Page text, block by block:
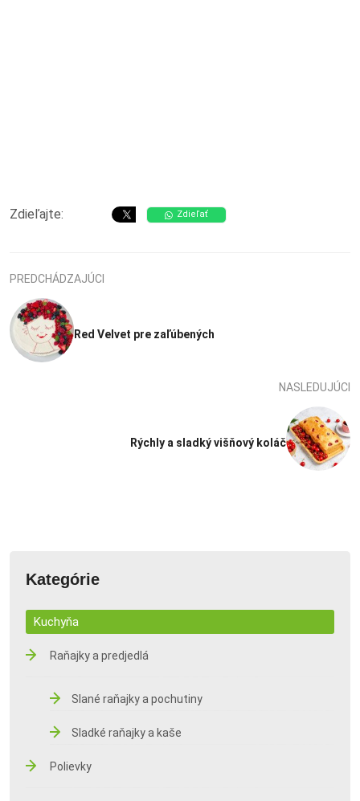
Zdieľajte: Zdieľať
PREDCHÁDZAJÚCI
Red Velvet pre zaľúbených
NASLEDUJÚCI
Rýchly a sladký višňový koláč
Kategórie
Kuchyňa
Raňajky a predjedlá
Slané raňajky a pochutiny
Sladké raňajky a kaše
Polievky